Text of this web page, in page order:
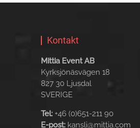
Kontakt
Mittia Event AB
Kyrksjönäsvägen 18
827 30 Ljusdal
SVERIGE
Tel: +46 (0)651-211 90
E-post: kansli@mittia.com